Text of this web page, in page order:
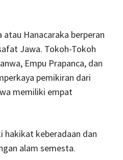
atau Hanacaraka berperan
Jawa. Tokoh-Tokoh
Empu Prapanca, dan
pemikiran dari
memiliki empat
hakikat keberadaan dan
alam semesta.